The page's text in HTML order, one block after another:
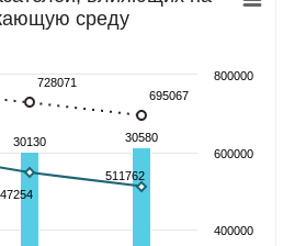
среду
30130
30580
728071
695067
511762
400000
600000
800000